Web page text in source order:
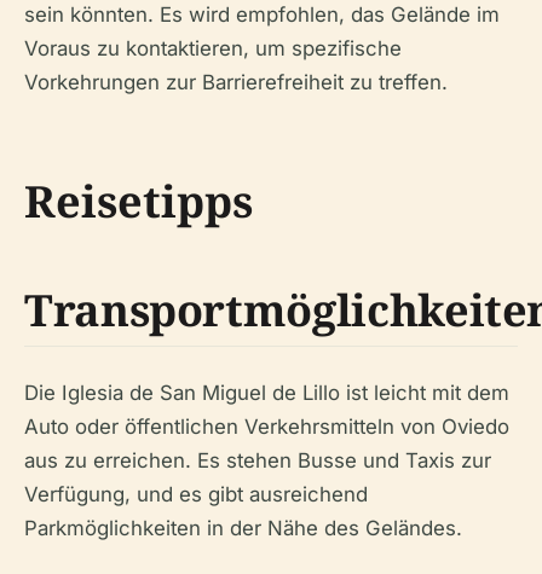
sein könnten. Es wird empfohlen, das Gelände im
Voraus zu kontaktieren, um spezifische
Vorkehrungen zur Barrierefreiheit zu treffen.
Reisetipps
Die Iglesia de San Miguel de Lillo ist leicht mit dem
Auto oder öffentlichen Verkehrsmitteln von Oviedo
aus zu erreichen. Es stehen Busse und Taxis zur
Verfügung, und es gibt ausreichend
Parkmöglichkeiten in der Nähe des Geländes.